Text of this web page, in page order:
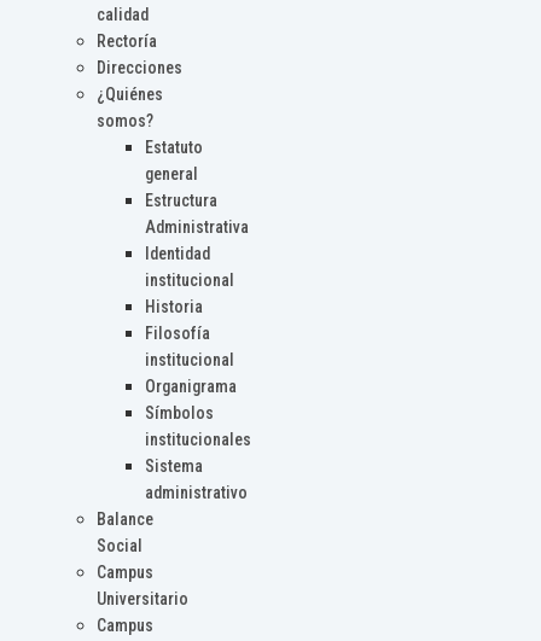
calidad
Rectoría
Direcciones
¿Quiénes
somos?
Estatuto
general
Estructura
Administrativa
Identidad
institucional
Historia
Filosofía
institucional
Organigrama
Símbolos
institucionales
Sistema
administrativo
Balance
Social
Campus
Universitario
Campus